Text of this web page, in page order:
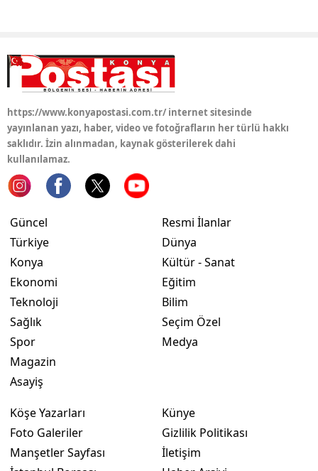
Uşak
Van
Bayburt
Kırıkkale
Ardahan
https://www.konyapostasi.com.tr/ internet sitesinde
yayınlanan yazı, haber, video ve fotoğrafların her türlü hakkı
saklıdır. İzin alınmadan, kaynak gösterilerek dahi
kullanılamaz.
Güncel
Türkiye
Konya
Ekonomi
Teknoloji
Sağlık
Spor
Magazin
Asayiş
Resmi İlanlar
Dünya
Kültür - Sanat
Eğitim
Bilim
Seçim Özel
Medya
Köşe Yazarları
Foto Galeriler
Manşetler Sayfası
Künye
Gizlilik Politikası
İletişim